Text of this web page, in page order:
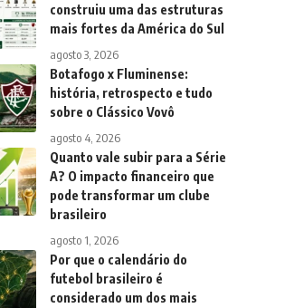
construiu uma das estruturas
mais fortes da América do Sul
agosto 3, 2026
Botafogo x Fluminense:
história, retrospecto e tudo
sobre o Clássico Vovô
agosto 4, 2026
Quanto vale subir para a Série
A? O impacto financeiro que
pode transformar um clube
brasileiro
agosto 1, 2026
Por que o calendário do
futebol brasileiro é
considerado um dos mais